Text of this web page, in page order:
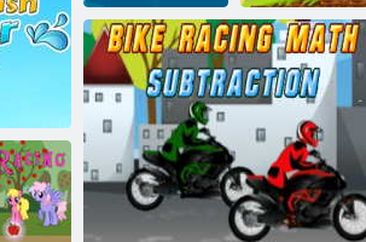
Super-ish želė lenktynininkai
Kalėdinis
automobilis
Kalno beždžionė